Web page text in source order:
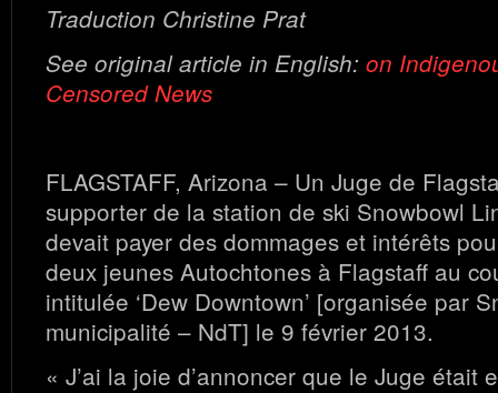
Traduction Christine Prat
See original article in English: on
Censored News
FLAGSTAFF, Arizona – Un Juge de
supporter de la station de ski Snowbowl
devait payer des dommages et intérêts
deux jeunes Autochtones à Flagstaff au
intitulée ‘Dew Downtown’ [organisée par
municipalité – NdT] le 9 février 2013.
« J’ai la joie d’annoncer que le Juge était